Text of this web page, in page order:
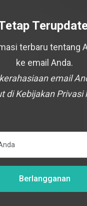
terbaru tentang
ke email Anda.
email
di Kebijakan Privasi
Berlangganan